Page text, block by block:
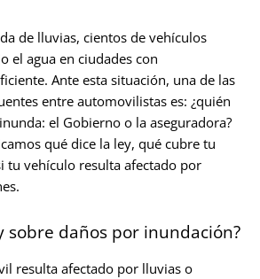
de lluvias, cientos de vehículos
el agua en ciudades con
Ante esta situación, una de las
entre automovilistas es: ¿quién
el Gobierno o la aseguradora?
qué dice la ley, qué cubre tu
tu vehículo resulta afectado por
sobre daños por inundación?
resulta afectado por lluvias o